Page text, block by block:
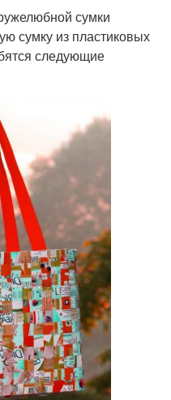
сумки
сумку из пластиковых
следующие